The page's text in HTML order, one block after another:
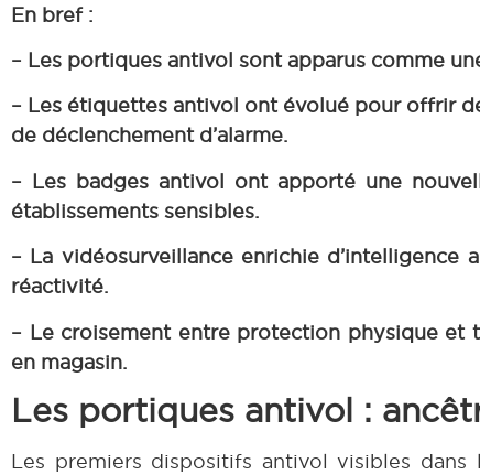
En bref :
– Les portiques antivol sont apparus comme
– Les étiquettes antivol ont évolué pour offrir
de déclenchement d’alarme.
– Les badges antivol ont apporté une
établissements sensibles.
– La vidéosurveillance enrichie d’intelligence
réactivité.
– Le croisement entre protection physique et
en magasin.
Les portiques antivol :
Les premiers dispositifs antivol visibles